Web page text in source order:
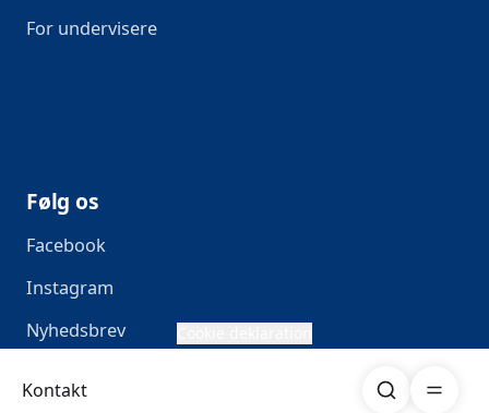
Kontakt Søg
For undervisere
Følg os
Facebook
Instagram
Nyhedsbrev